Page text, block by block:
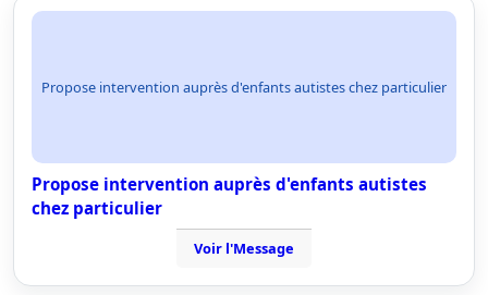
Propose intervention auprès d'enfants autistes chez particulier
Propose intervention auprès d'enfants autistes
chez particulier
Voir l'Message